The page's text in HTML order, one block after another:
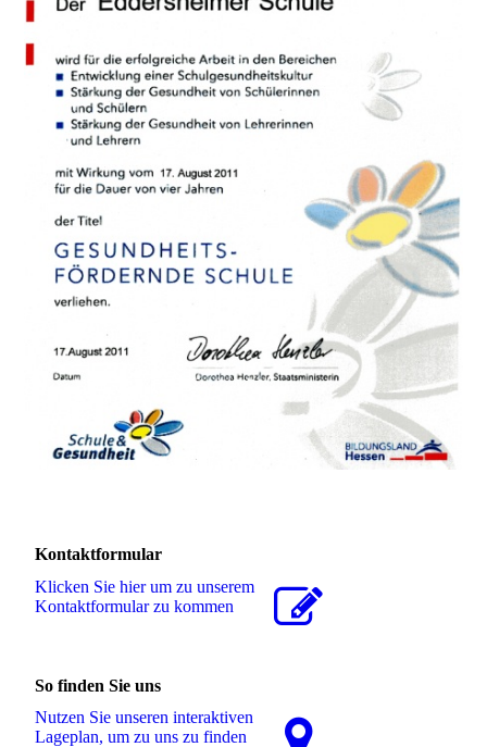
Kontaktformular
Klicken Sie hier um zu unserem
Kon­takt­for­mu­lar zu kommen
So finden Sie uns
Nutzen Sie unseren interaktiven
La­ge­plan, um zu uns zu finden